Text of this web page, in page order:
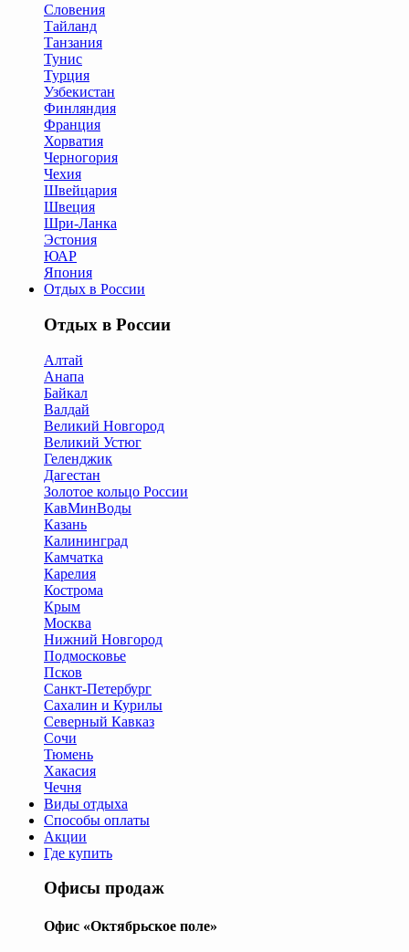
Словения
Тайланд
Танзания
Тунис
Турция
Узбекистан
Финляндия
Франция
Хорватия
Черногория
Чехия
Швейцария
Швеция
Шри-Ланка
Эстония
ЮАР
Япония
Отдых в России
Отдых в России
Алтай
Анапа
Байкал
Валдай
Великий Новгород
Великий Устюг
Геленджик
Дагестан
Золотое кольцо России
КавМинВоды
Казань
Калининград
Камчатка
Карелия
Кострома
Крым
Москва
Нижний Новгород
Подмосковье
Псков
Санкт-Петербург
Сахалин и Курилы
Северный Кавказ
Сочи
Тюмень
Хакасия
Чечня
Виды отдыха
Способы оплаты
Акции
Где купить
Офисы продаж
Офис «Октябрьское поле»